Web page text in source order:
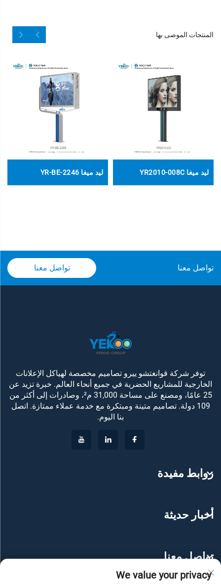
المنتجات الموصى بها
ليد ميغا YR2010-008C ليد ميغا YR-BE-2246
تواصل معنا تواصل معنا
توفر شركة قوانغتشو ييرو تصاميم مخصصة لهياكل الإعلانات
الخارجية للمشاريع الحضرية في جميع أنحاء العالم. خبرة تزيد عن
25 عامًا، ومصنع على مساحة 31,000 م²، وصادرات إلى أكثر من
109 دولة. تصاميم متينة ومبتكرة مع خدمة عملاء ممتازة. اتصل
بنا اليوم.
روابط مفيدة
أخبار حديثة
تواصل معنا
We value your privacy